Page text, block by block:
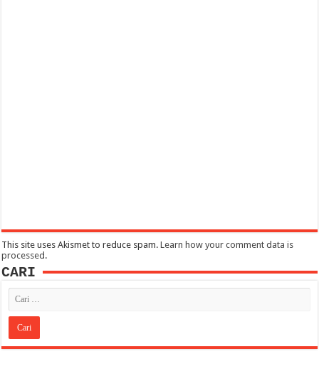
This site uses Akismet to reduce spam.Learn how your comment data is
processed.
CARI